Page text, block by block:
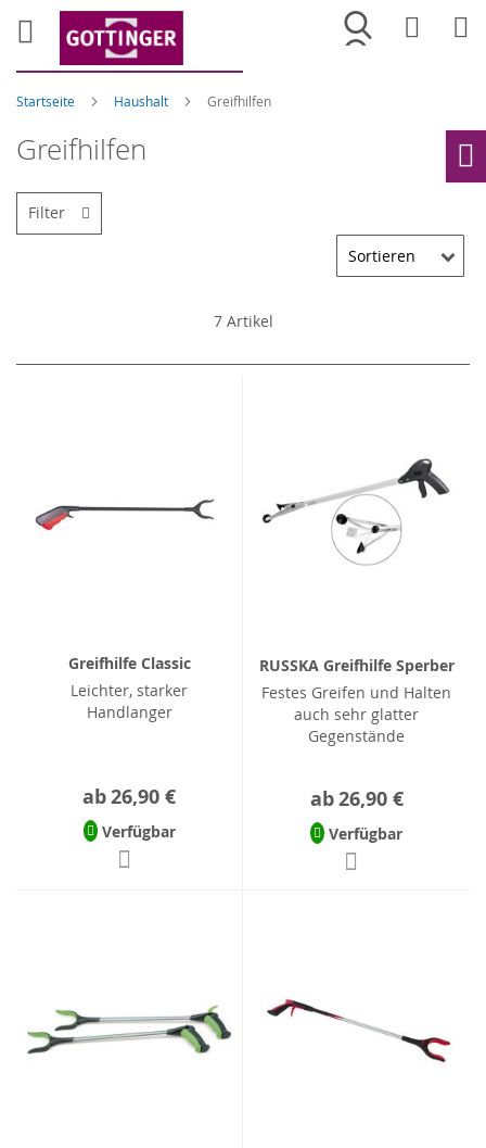
Merkliste
Startseite Haushalt Greifhilfen
Greifhilfen
7Artikel
Greifhilfe Classic
Leichter, starker
Handlanger
ab26,90 €
Verfügbar
RUSSKA Greifhilfe Sperber
Festes Greifen und Halten
auch sehr glatter
Gegenstände
ab26,90 €
Verfügbar
Filter